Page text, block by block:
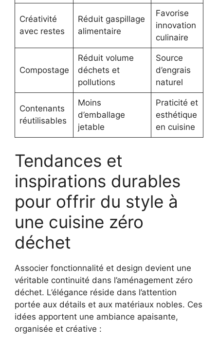
Créativité
avec restes
Réduit gaspillage
alimentaire
Favorise
innovation
culinaire
Compostage
Réduit volume
déchets et
pollutions
Source
d’engrais
naturel
Contenants
réutilisables
Moins
d’emballage
jetable
Praticité et
esthétique
en cuisine
Tendances et
inspirations durables
pour offrir du style à
une cuisine zéro
déchet
Associer fonctionnalité et design devient une
véritable continuité dans l’aménagement zéro
déchet. L’élégance réside dans l’attention
portée aux détails et aux matériaux nobles. Ces
idées apportent une ambiance apaisante,
organisée et créative :